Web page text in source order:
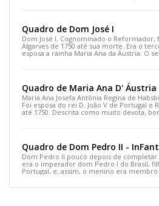
Quadro de Dom José I
Dom José I, Cognominado o Reformador,
Algarves de 1750 até sua morte. Era o
esposa a rainha Maria Ana da Áustria. O
Quadro de Maria Ana D' Áustria
Maria Ana Josefa Antônia Regina de
Foi esposa do rei D. João V de Portugal e
até 1750. Descrita como muito devota,
Quadro de Dom Pedro II -
Dom Pedro II pouco depois de completar
era o imperador dom Pedro I do Brasil,
Portugal, e, assim, o menino era membro
Leopoldina da Áustria.